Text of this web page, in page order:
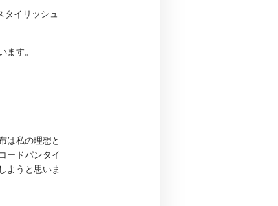
タイリッシュ
す。
は私の理想と
ードパンタイ
ようと思いま